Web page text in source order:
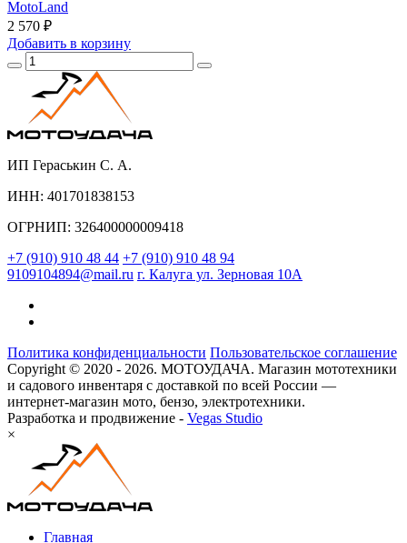
MotoLand
2 570 ₽
Добавить в корзину
ИП Гераськин С. А.
ИНН: 401701838153
ОГРНИП: 326400000009418
+7 (910) 910 48 44 +7 (910) 910 48 94
9109104894@mail.ru г. Калуга ул. Зерновая 10А
Политика конфиденциальности Пользовательское соглашение
Copyright © 2020 - 2026. МОТОУДАЧА. Магазин мототехники
и садового инвентаря с доставкой по всей России —
интернет-магазин мото, бензо, электротехники.
Разработка и продвижение - Vegas Studio
×
Главная